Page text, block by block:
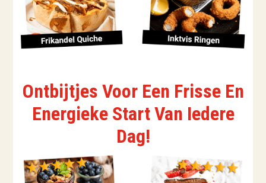
Ontbijtjes Voor Een Frisse En
Energieke Start Van Iedere
Dag!